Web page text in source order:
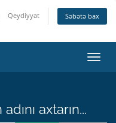
Qeydiyyat Səbətə bax
keçid
axtarın...